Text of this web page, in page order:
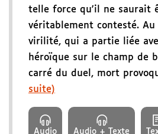
telle force qu'il ne saurait
véritablement contesté. Au
virilité, qui a partie liée
héroïque sur le champ de
carré du duel, mort
suite)
Audio Audio + Texte